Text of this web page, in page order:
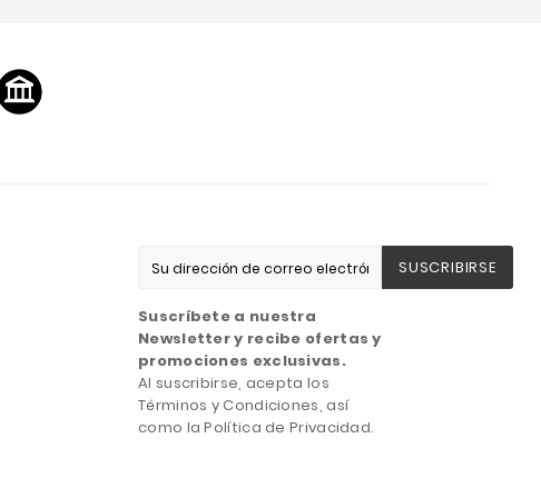
SUSCRIBIRSE
Suscríbete a nuestra
Newsletter y recibe ofertas y
promociones exclusivas.
Al suscribirse, acepta los
Términos y Condiciones, así
como la Política de Privacidad.